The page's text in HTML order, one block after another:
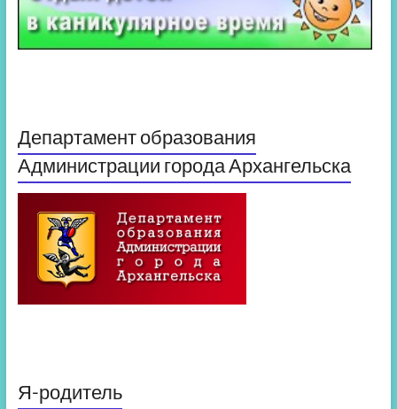
Департамент образования
Администрации города Архангельска
Я-родитель